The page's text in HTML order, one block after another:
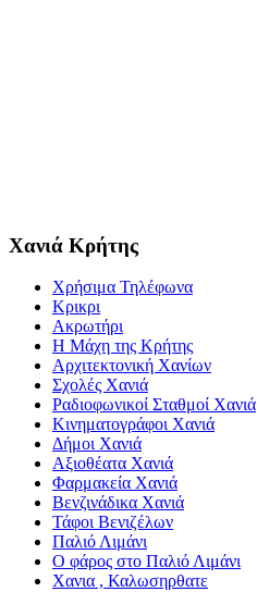
Χανιά Κρήτης
Χρήσιμα Τηλέφωνα
Κρικρι
Ακρωτήρι
Η Μάχη της Κρήτης
Αρχιτεκτονική Χανίων
Σχολές Χανιά
Ραδιοφωνικοί Σταθμοί Χανιά
Κινηματογράφοι Χανιά
Δήμοι Χανιά
Αξιοθέατα Χανιά
Φαρμακεία Χανιά
Βενζινάδικα Χανιά
Τάφοι Βενιζέλων
Παλιό Λιμάνι
Ο φάρος στο Παλιό Λιμάνι
Χανια , Καλωσηρθατε